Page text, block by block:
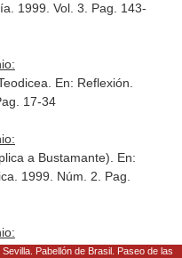
. 1999. Vol. 3. Pag. 143-
En: Reflexión.
17-34
a Bustamante). En:
. 1999. Núm. 2. Pag.
Revista de Filosofía.
Pabellón de Brasil. Paseo de las